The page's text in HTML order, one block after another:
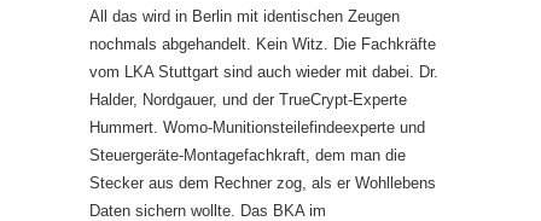
All das wird in Berlin mit identischen Zeugen
nochmals abgehandelt. Kein Witz. Die Fachkräfte
vom LKA Stuttgart sind auch wieder mit dabei. Dr.
Halder, Nordgauer, und der TrueCrypt-Experte
Hummert. Womo-Munitionsteilefindeexperte und
Steuergeräte-Montagefachkraft, dem man die
Stecker aus dem Rechner zog, als er Wohllebens
Daten sichern wollte. Das BKA im